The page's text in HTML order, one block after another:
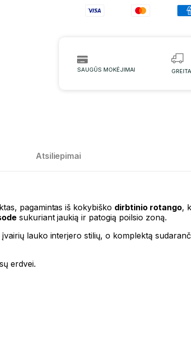
SAUGŪS MOKĖJIMAI
Atsiliepimai
pagamintas iš kokybiško dirbtinio rotango,
sukuriant jaukią ir patogią poilsio zoną.
lauko interjero stilių, o komplektą
erdvei.